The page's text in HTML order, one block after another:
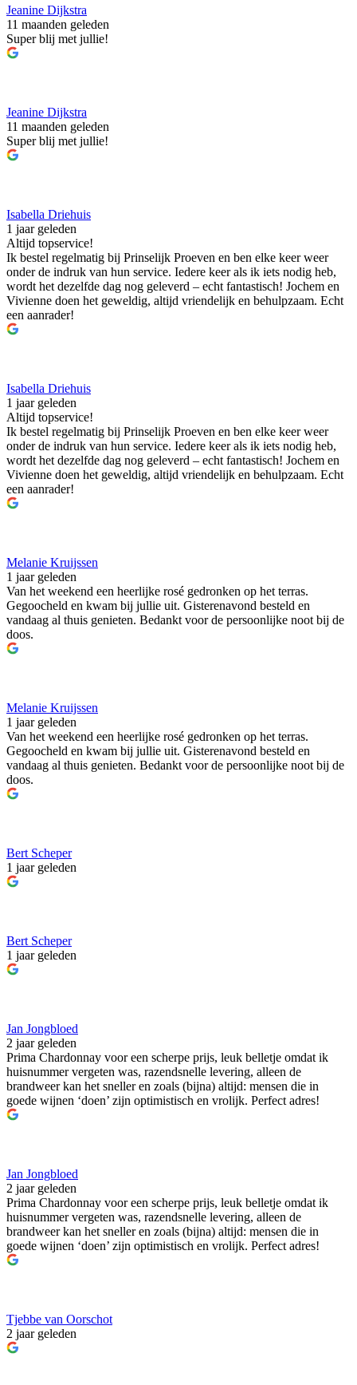
Jeanine Dijkstra
11 maanden geleden
Super blij met jullie!
Jeanine Dijkstra
11 maanden geleden
Super blij met jullie!
Isabella Driehuis
1 jaar geleden
Altijd topservice!
Ik bestel regelmatig bij Prinselijk Proeven en ben elke keer weer
onder de indruk van hun service. Iedere keer als ik iets nodig heb,
wordt het dezelfde dag nog geleverd – echt fantastisch! Jochem en
Vivienne doen het geweldig, altijd vriendelijk en behulpzaam. Echt
een aanrader!
Isabella Driehuis
1 jaar geleden
Altijd topservice!
Ik bestel regelmatig bij Prinselijk Proeven en ben elke keer weer
onder de indruk van hun service. Iedere keer als ik iets nodig heb,
wordt het dezelfde dag nog geleverd – echt fantastisch! Jochem en
Vivienne doen het geweldig, altijd vriendelijk en behulpzaam. Echt
een aanrader!
Melanie Kruijssen
1 jaar geleden
Van het weekend een heerlijke rosé gedronken op het terras.
Gegoocheld en kwam bij jullie uit. Gisterenavond besteld en
vandaag al thuis genieten. Bedankt voor de persoonlijke noot bij de
doos.
Melanie Kruijssen
1 jaar geleden
Van het weekend een heerlijke rosé gedronken op het terras.
Gegoocheld en kwam bij jullie uit. Gisterenavond besteld en
vandaag al thuis genieten. Bedankt voor de persoonlijke noot bij de
doos.
Bert Scheper
1 jaar geleden
Bert Scheper
1 jaar geleden
Jan Jongbloed
2 jaar geleden
Prima Chardonnay voor een scherpe prijs, leuk belletje omdat ik
huisnummer vergeten was, razendsnelle levering, alleen de
brandweer kan het sneller en zoals (bijna) altijd: mensen die in
goede wijnen ‘doen’ zijn optimistisch en vrolijk. Perfect adres!
Jan Jongbloed
2 jaar geleden
Prima Chardonnay voor een scherpe prijs, leuk belletje omdat ik
huisnummer vergeten was, razendsnelle levering, alleen de
brandweer kan het sneller en zoals (bijna) altijd: mensen die in
goede wijnen ‘doen’ zijn optimistisch en vrolijk. Perfect adres!
Tjebbe van Oorschot
2 jaar geleden